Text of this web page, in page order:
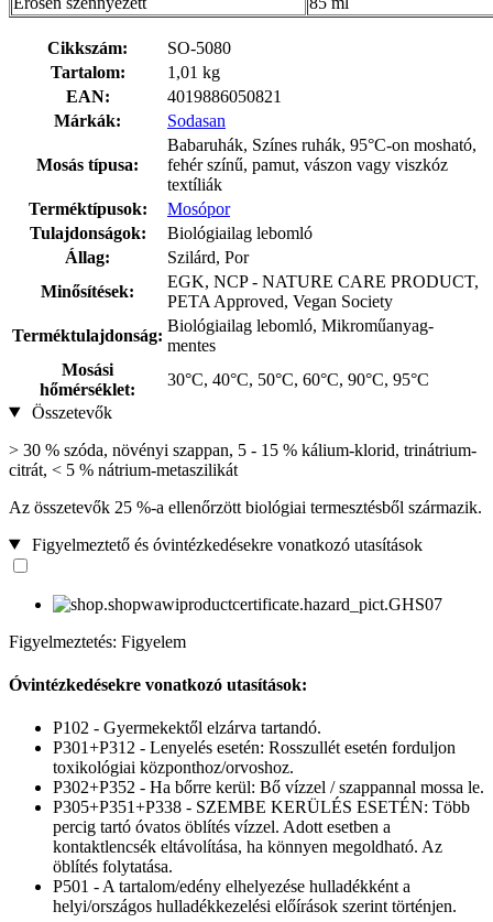
Cikkszám:
SO-5080
Tartalom:
1,01 kg
EAN:
4019886050821
Márkák:
Sodasan
Mosás típusa:
Babaruhák, Színes ruhák, 95°C-on mosható,
fehér színű, pamut, vászon vagy viszkóz
textíliák
Terméktípusok:
Mosópor
Tulajdonságok:
Biológiailag lebomló
Állag:
Szilárd, Por
Minősítések:
EGK, NCP - NATURE CARE PRODUCT,
PETA Approved, Vegan Society
Terméktulajdonság:
Biológiailag lebomló, Mikroműanyag-
mentes
Mosási
hőmérséklet:
30°C, 40°C, 50°C, 60°C, 90°C, 95°C
Összetevők
> 30 % szóda, növényi szappan, 5 - 15 % kálium-klorid, trinátrium-
citrát, < 5 % nátrium-metaszilikát
Az összetevők 25 %-a ellenőrzött biológiai termesztésből származik.
Figyelmeztető és óvintézkedésekre vonatkozó utasítások
Figyelmeztetés: Figyelem
Óvintézkedésekre vonatkozó utasítások:
P102 - Gyermekektől elzárva tartandó.
P301+P312 - Lenyelés esetén: Rosszullét esetén forduljon
toxikológiai központhoz/orvoshoz.
P302+P352 - Ha bőrre kerül: Bő vízzel / szappannal mossa le.
P305+P351+P338 - SZEMBE KERÜLÉS ESETÉN: Több
percig tartó óvatos öblítés vízzel. Adott esetben a
kontaktlencsék eltávolítása, ha könnyen megoldható. Az
öblítés folytatása.
P501 - A tartalom/edény elhelyezése hulladékként a
helyi/országos hulladékkezelési előírások szerint történjen.